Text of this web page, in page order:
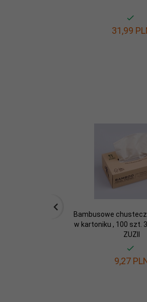
31,99
Bambusowe
w kartoniku , 100 szt.
ZUZII
9,27